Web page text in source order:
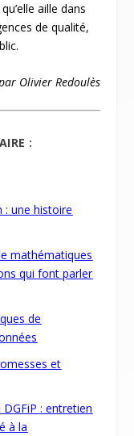
aille dans
de qualité,
Olivier Redoulès
:
: une histoire
mathématiques
qui font parler
de
et
: entretien
à la